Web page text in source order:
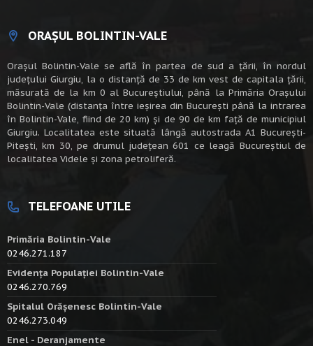
ORAȘUL BOLINTIN-VALE
Oraşul Bolintin-Vale se află în partea de sud a ţării, în nordul
judeţului Giurgiu, la o distanţă de 33 de km vest de capitala țării,
măsurată de la km 0 al Bucureștiului, până la Primăria Orașului
Bolintin-Vale (distanța între ieșirea din București până la intrarea
în Bolintin-Vale, fiind de 20 km) şi de 90 de km faţă de municipiul
Giurgiu. Localitatea este situată lângă autostrada A1 Bucureşti-
Piteşti, km 30, pe drumul judeţean 601 ce leagă Bucureştiul de
localitatea Videle şi zona petroliferă.
TELEFOANE UTILE
Primăria Bolintin-Vale
0246.271.187
Evidența Populației Bolintin-Vale
0246.270.769
Spitalul Orășenesc Bolintin-Vale
0246.273.049
Enel - Deranjamente